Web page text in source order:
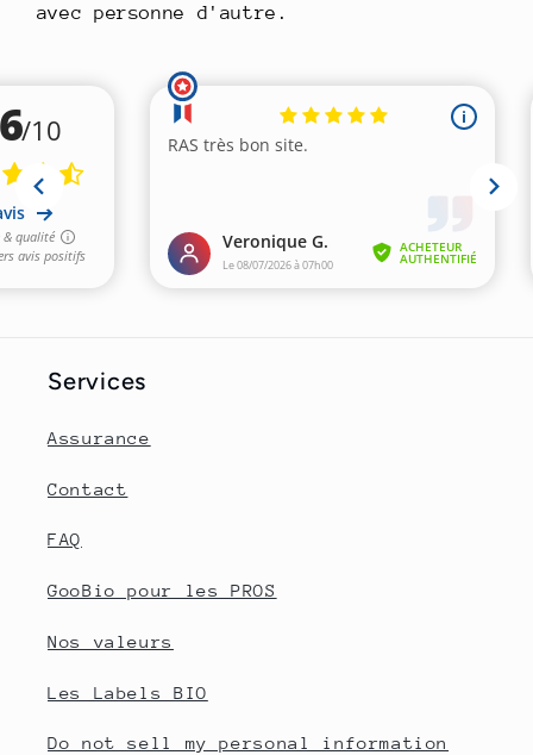
avec personne d'autre.
Services
Assurance
Contact
FAQ
GooBio pour les PROS
Nos valeurs
Les Labels BIO
Do not sell my personal information